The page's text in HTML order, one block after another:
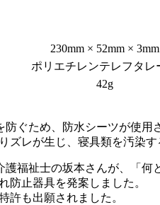
230mm × 52mm × 3mm
ポリエチレンテレフタレ
42g
ぐため、防水シーツが使用
ズレが生じ、寝具類を汚染
福祉士の坂本さんが、「何
防止器具を発案しました。
許も出願されました。